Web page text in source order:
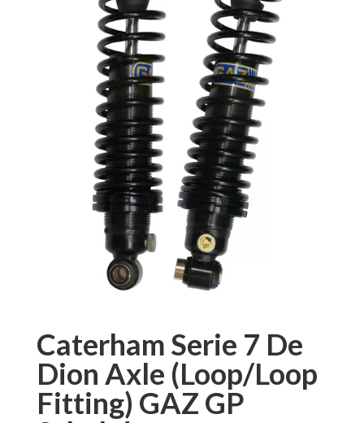
Caterham Serie 7 De
Dion Axle (Loop/Loop
Fitting) GAZ GP